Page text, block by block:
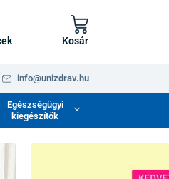
Kosár
info@unizdrav.hu
Egészségügyi
kiegészítők